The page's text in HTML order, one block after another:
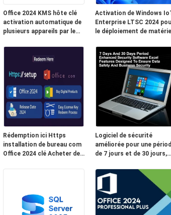
Office 2024 KMS hôte clé
activation automatique de
plusieurs appareils par le
pour les grandes
entreprises
Activation de Windows
Enterprise LTSC 2024
le déploiement de
Rédemption ici Https
installation de bureau com
Office 2024 clé Acheter des
Logiciel de sécurité
améliorée pour une
de 7 jours et de 30 jours,
conçues pour garantir la
sécurité des données et la
sécurité de l'entreprise